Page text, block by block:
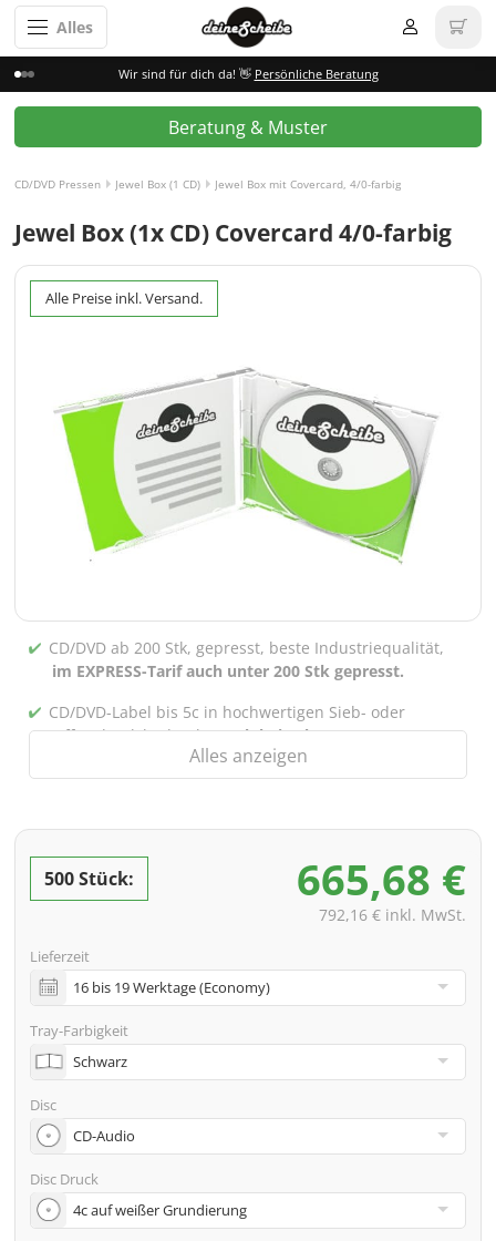
Alles
Wir sind für dich da! 👋 Persönliche Beratung
Beratung & Muster
CD/DVD Pressen Jewel Box (1 CD) Jewel Box mit Covercard, 4/0-farbig
Jewel Box (1x CD) Covercard 4/0-farbig
Alle Preise inkl. Versand.
CD/DVD ab 200 Stk, gepresst, beste Industriequalität,
im EXPRESS-Tarif auch unter 200 Stk gepresst.
CD/DVD-Label bis 5c in hochwertigen Sieb- oder
Offsetdruck bedruckt,auch bei gebrannten CDs/DVDs
inkl. PREMIUM Datencheck (Überprüfung der Daten ink.
Screenproof bzw. PDF-Ansichtsdatei vorab zur
inkl. Glasmaster (bei Pressung) & Versand an eine
Adresse
Viele weitere Möglichkeiten wie 2. Lieferadressen,
Neutraler Versand usw. gern auf Anfrage
Alles anzeigen
500 Stück: 665,68 €
792,16 € inkl. MwSt.
Lieferzeit
Tray-Farbigkeit
Disc
Disc Druck